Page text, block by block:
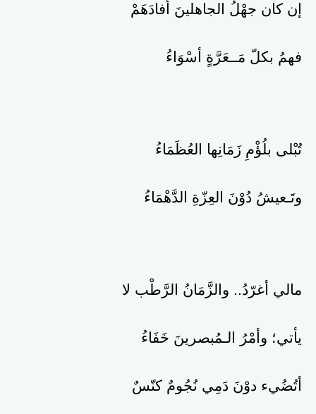
إن كان جهْلُ الجاهلينَ أفادَهَمْ
فهمُ بكلّ مَــعَرَّةٍ أسْوَاءُ
تُبْلى بلُؤْمِ زَمَانِها العُظَمَاءُ
وتَـعيشُ دُوْنَ العِزّةِ الدَّهْمَاءُ
مالي أغرّدُ.. والزَّمَانُ الرَّطْب لا
يأتي؛ وأمْرُ الـمُبصرينَ خَفَاءُ
أتُضُيء دوْنَ دَمِي نُجُومٌ كنّسٌ